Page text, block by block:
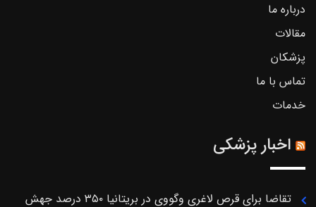
درباره ما
مقالات
پزشکان
تماس با ما
خدمات
اخبار پزشکی
تقاضا برای قرص لاغری وگووی در بریتانیا ۳۵۰ درصد جهش